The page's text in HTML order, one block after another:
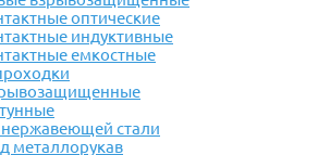
оптические
индуктивные
емкостные
стали
металлорукав